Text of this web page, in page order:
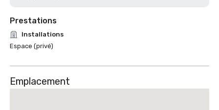
Prestations
Installations
Espace (privé)
Emplacement